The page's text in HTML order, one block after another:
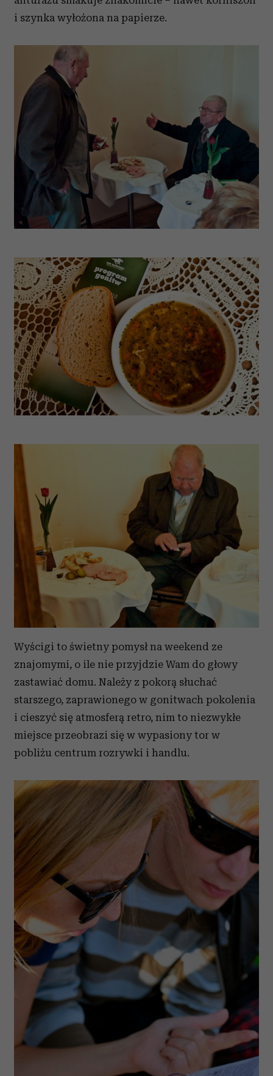
i szynka wyłożona na papierze.
Wyścigi to świetny pomysł na weekend ze
znajomymi, o ile nie przyjdzie Wam do głowy
zastawiać domu. Należy z pokorą słuchać
starszego, zaprawionego w gonitwach pokolenia
i cieszyć się atmosferą retro, nim to niezwykłe
miejsce przeobrazi się w wypasiony tor w
pobliżu centrum rozrywki i handlu.